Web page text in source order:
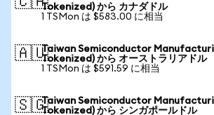
Tokenized) から カナダドル
1 TSMon は $583.00 に相当
🇦🇺Taiwan Semiconductor
Tokenized) から オーストラリアドル
1 TSMon は $591.59 に相当
🇸🇬Taiwan Semiconductor
Tokenized) から シンガポールドル